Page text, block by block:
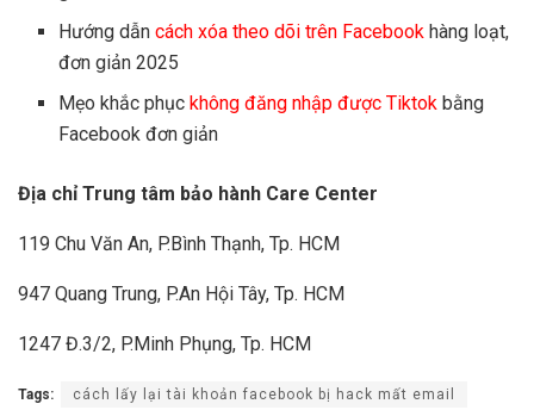
Hướng dẫncách xóa theo dõi trên Facebook hàng loạt,
đơn giản 2025
Mẹo khắc phục không đăng nhập được Tiktok bằng
Facebook đơn giản
Địa chỉ Trung tâm bảo hành Care Center
119 Chu Văn An, P.Bình Thạnh, Tp. HCM
947 Quang Trung, P.An Hội Tây, Tp. HCM
1247 Đ.3/2, P.Minh Phụng, Tp. HCM
Tags: cách lấy lại tài khoản facebook bị hack mất email